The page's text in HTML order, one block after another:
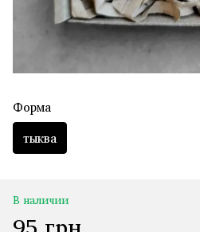
Форма
тыква
В наличии